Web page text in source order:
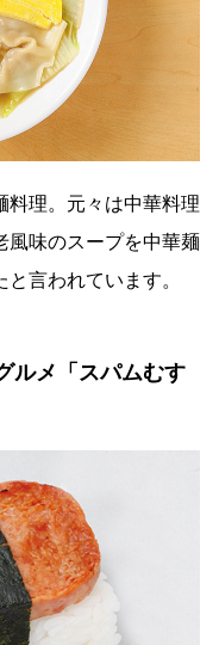
料理。元々は中華料理
風味のスープを中華麺
言われています。
ルメ「スパムむす